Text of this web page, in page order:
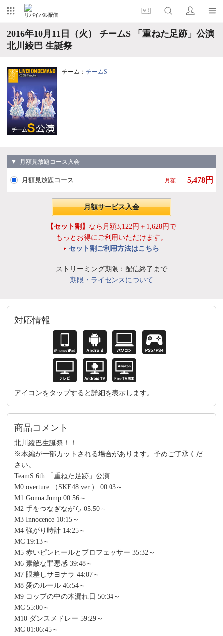
リバイバル配信
2016年10月11日（火） チームS 「重ねた足跡」公演
北川綾巴 生誕祭
チーム： チームS
▼ 月額見放題コース入会
月額見放題コース 月額 5,478円
月額サービス入会
【セット割】 なら月額3,122円＋1,628円で
もっとお得にご利用いただけます。
セット割ご利用方法はこちら
ストリーミング期限：配信終了まで
期限・ライセンスについて
対応情報
アイコンをタップすると詳細を表示します。
商品コメント
北川綾巴生誕祭！！
※本編が一部カットされる場合があります。予めご了承くだ
さい。
TeamS 6th 「重ねた足跡」公演
M0 overture （SKE48 ver.） 00:03～
M1 Gonna Jump 00:56～
M2 手をつなぎながら 05:50～
M3 Innocence 10:15～
M4 強がり時計 14:25～
MC 19:13～
M5 赤いピンヒールとプロフェッサー 35:32～
M6 素敵な罪悪感 39:48～
M7 眼差しサヨナラ 44:07～
M8 愛のルール 46:54～
M9 コップの中の木漏れ日 50:34～
MC 55:00～
M10 ダンスメドレー 59:29～
MC 01:06:45～